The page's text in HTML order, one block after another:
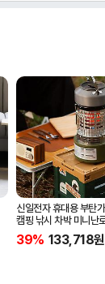
신일전자 휴대용 부탄
캠핑 낚시 차박 미니난
P220HS
39% 133,718원